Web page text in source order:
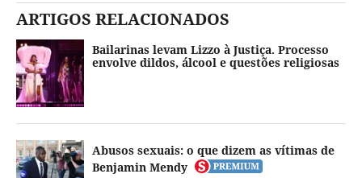
ARTIGOS RELACIONADOS
Bailarinas levam Lizzo à Justiça. Processo
envolve dildos, álcool e questões religiosas
Abusos sexuais: o que dizem as vítimas de
Benjamin Mendy